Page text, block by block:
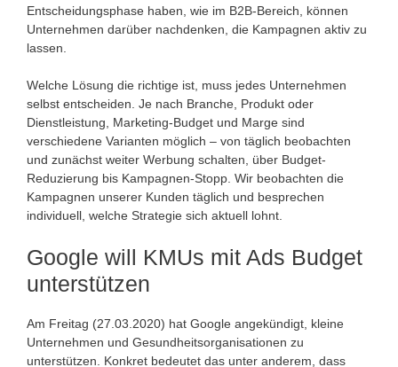
Entscheidungsphase haben, wie im B2B-Bereich, können
Unternehmen darüber nachdenken, die Kampagnen aktiv zu
lassen.
Welche Lösung die richtige ist, muss jedes Unternehmen
selbst entscheiden. Je nach Branche, Produkt oder
Dienstleistung, Marketing-Budget und Marge sind
verschiedene Varianten möglich – von täglich beobachten
und zunächst weiter Werbung schalten, über Budget-
Reduzierung bis Kampagnen-Stopp. Wir beobachten die
Kampagnen unserer Kunden täglich und besprechen
individuell, welche Strategie sich aktuell lohnt.
Google will KMUs mit Ads Budget
unterstützen
Am Freitag (27.03.2020) hat Google angekündigt, kleine
Unternehmen und Gesundheitsorganisationen zu
unterstützen. Konkret bedeutet das unter anderem, dass